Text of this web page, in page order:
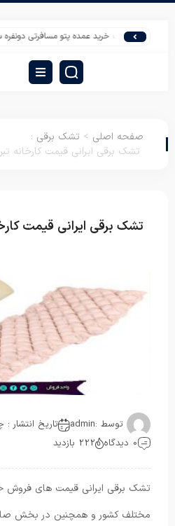
سایت خرید عمده پتو مسافرتی دونفره ساده
صفحه اصلی > تشک برقی :
تشک برقی ایرانی قیمت کارخانه
تشک برقی ایرانی قیمت
توسط :admin
تاریخ انتشار :
0 دیدگاه
222 بازدید
تشک برقی ایرانی قیمت ‌های فروش
مختلف کشور و همچنین در بخش